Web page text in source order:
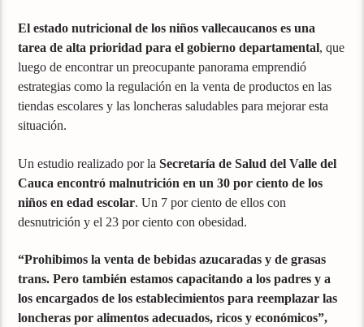
El estado nutricional de los niños vallecaucanos es una
tarea de alta prioridad para el gobierno departamental, que
luego de encontrar un preocupante panorama emprendió
estrategias como la regulación en la venta de productos en las
tiendas escolares y las loncheras saludables para mejorar esta
situación.
Un estudio realizado por laSecretaría de Salud del Valle del
Cauca encontró malnutrición en un 30 por ciento de los
niños en edad escolar. Un 7 por ciento de ellos con
desnutrición y el 23 por ciento con obesidad.
“Prohibimos la venta de bebidas azucaradas y de grasas
trans. Pero también estamos capacitando a los padres y a
los encargados de los establecimientos para reemplazar las
loncheras por alimentos adecuados, ricos y económicos”,